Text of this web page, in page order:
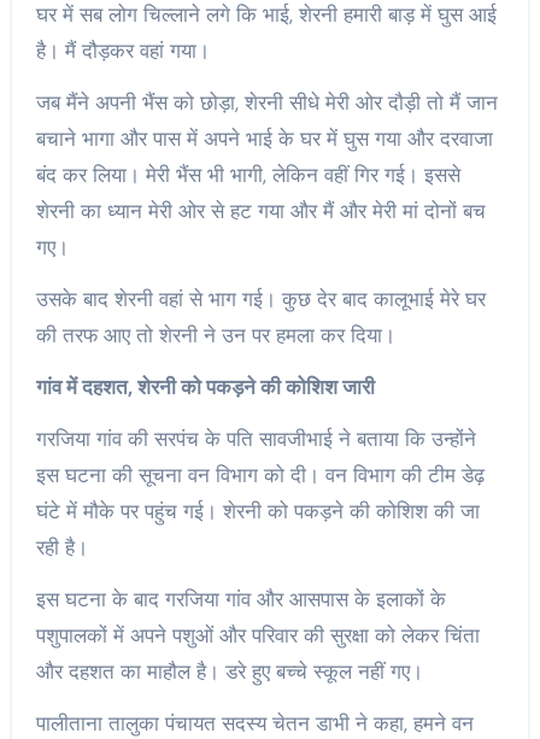
घर में सब लोग चिल्लाने लगे कि भाई, शेरनी हमारी बाड़ में घुस आई
है। मैं दौड़कर वहां गया।
जब मैंने अपनी भैंस को छोड़ा, शेरनी सीधे मेरी ओर दौड़ी तो मैं जान
बचाने भागा और पास में अपने भाई के घर में घुस गया और दरवाजा
बंद कर लिया। मेरी भैंस भी भागी, लेकिन वहीं गिर गई। इससे
शेरनी का ध्यान मेरी ओर से हट गया और मैं और मेरी मां दोनों बच
गए।
उसके बाद शेरनी वहां से भाग गई। कुछ देर बाद कालूभाई मेरे घर
की तरफ आए तो शेरनी ने उन पर हमला कर दिया।
गांव में दहशत, शेरनी को पकड़ने की कोशिश जारी
गरजिया गांव की सरपंच के पति सावजीभाई ने बताया कि उन्होंने
इस घटना की सूचना वन विभाग को दी। वन विभाग की टीम डेढ़
घंटे में मौके पर पहुंच गई। शेरनी को पकड़ने की कोशिश की जा
रही है।
इस घटना के बाद गरजिया गांव और आसपास के इलाकों के
पशुपालकों में अपने पशुओं और परिवार की सुरक्षा को लेकर चिंता
और दहशत का माहौल है। डरे हुए बच्चे स्कूल नहीं गए।
पालीताना तालुका पंचायत सदस्य चेतन डाभी ने कहा, हमने वन